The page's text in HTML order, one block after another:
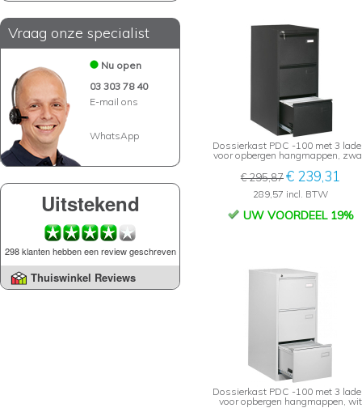
Vraag onze specialist
Nu open
03 303 78 40
E-mail ons
WhatsApp
Uitstekend
298 klanten hebben een review geschreven
Thuiswinkel Reviews
Dossierkast PDC -100 met 3
voor opbergen hangmappen,
€ 295,87€ 239,31
289,57 incl. BTW
UW VOORDEEL 19%
Dossierkast PDC -100 met 3
voor opbergen hangmappen, wit